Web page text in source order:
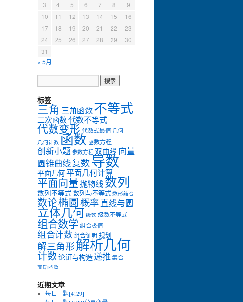
3
4 5 6 7 8
9
10
11 12 13 14 15
16
17
18 19 20 21 22
23
24
25 26 27 28 29
30
31
« 5月
标签
三角 三角函数不等式
二次函数代数不等式
代数变形 代数式最值 几何
几何计数 函数 函数方程
创新小题 参数方程 双曲线 向量
圆锥曲线复数导数
平面几何平面几何计算
平面向量抛物线数列
数列不等式 数列与不等式 数形结合
数论椭圆 概率直线与圆
立体几何 级数 级数不等式
组合数学 组合极值
组合计数 组合证明规划
解三角形解析几何
计数 论证与构造递推 集合
高斯函数
近期文章
每日一题[4129]